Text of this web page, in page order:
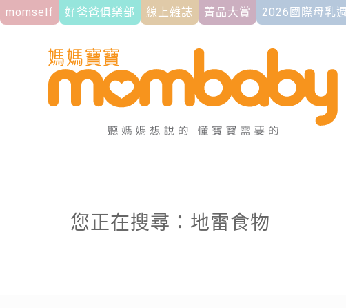
momself 好爸爸俱樂部 線上雜誌 菁品大賞 2026國際母乳週
您正在搜尋：地雷食物